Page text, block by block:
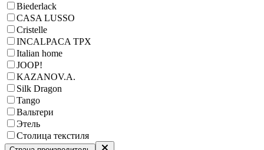
Biederlack
CASA LUSSO
Cristelle
INCALPACA TPX
Italian home
JOOP!
KAZANOV.A.
Silk Dragon
Tango
Вальтери
Этель
Столица текстиля